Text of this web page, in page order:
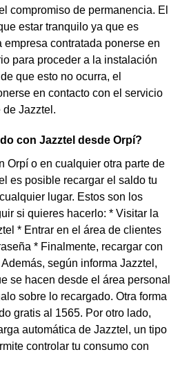
compromiso de permanencia. El
estar tranquilo ya que es
contratada ponerse en
para proceder a la instalación
que esto no ocurra, el
en contacto con el servicio
Jazztel.
con Jazztel desde Orpí?
Orpí o en cualquier otra parte de
es posible recargar el saldo tu
lugar. Estos son los
si quieres hacerlo: * Visitar la
* Entrar en el área de clientes
* Finalmente, recargar con
según informa Jazztel,
se hacen desde el área personal
sobre lo recargado. Otra forma
gratis al 1565. Por otro lado,
automática de Jazztel, un tipo
controlar tu consumo con